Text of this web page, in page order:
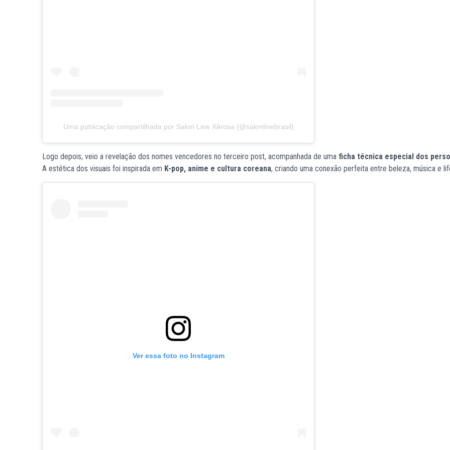
Uma publicação compartilhada por Salon Line Xêrosa (@salonlinebrasil)
Logo depois, veio a revelação dos nomes vencedores no terceiro post, acompanhada de uma ficha técnica especial dos
A estética dos visuais foi inspirada em K-pop, anime e cultura coreana, criando uma conexão perfeita entre beleza, música e
Ver essa foto no Instagram